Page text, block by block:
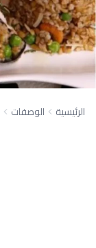
الرئيسية الوصفات